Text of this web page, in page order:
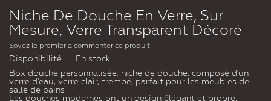
Niche De Douche En Verre, Sur
Mesure, Verre Transparent Décoré
Soyez le premier à commenter ce produit
Disponibilité :
En stock
Box douche personnalisée: niche de douche, composé d'un
verre d'eau, verre clair, trempé, parfait pour les meubles de
salle de bains
Les douches modernes ont un design élégant et propre,